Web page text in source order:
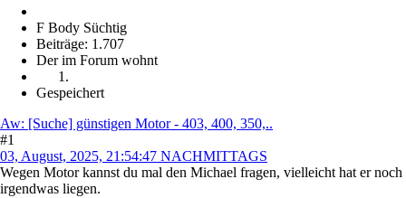
F Body Süchtig
Beiträge: 1.707
Der im Forum wohnt
Gespeichert
Aw: [Suche] günstigen Motor - 403, 400, 350,..
#1
03, August, 2025, 21:54:47 NACHMITTAGS
Wegen Motor kannst du mal den Michael fragen, vielleicht hat er noch
irgendwas liegen.